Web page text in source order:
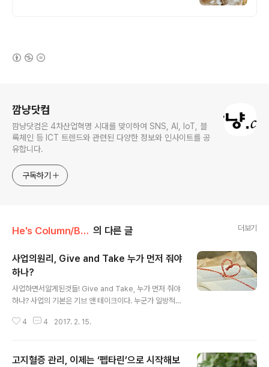
깜냥닷컴
깜냥닷컴은 4차산업혁명 시대를 맞이하여 SNS, AI, IoT, 블
록체인 등 ICT 트렌드와 관련된 다양한 정보와 인사이트를 공
유합니다.
구독하기
He's Column/Business 의 다른 글 더보기
사업의원리, Give and Take 누가 먼저 줘야
하나?
사업하면서알게된것들! Give and Take, 누가 먼저 줘야
하나? 사업의 기본은 기브 앤 테이크이다. 누군가 일방적으
인 호의는 항상 주의를 해야 한다. 사업은 주고 받는 것이
마련이다. 그렇다고 무작정 남이 먼저 주기 만을 바라고 있
4 4 2017. 2. 15.
고지혈증 관리, 이제는 ‘펩타린’으로 시작해보